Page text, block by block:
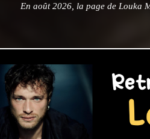
En août 2026, la page de Louka